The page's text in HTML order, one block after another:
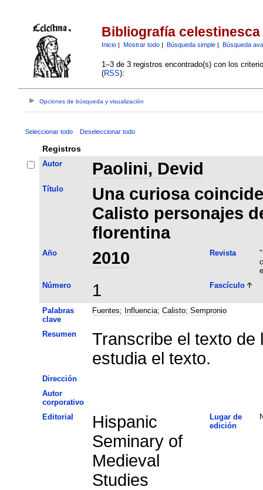
Bibliografía celestinesca
Inicio| Mostrar todo| Búsqueda simple| Búsqueda
1–3 de 3 registros encontrado(s) con los
(RSS):
Opciones de búsqueda y visualización
Seleccionar todo Deseleccionar todo
Registros
Autor Paolini, Devid
Título
Una curiosa
Calisto personajes
florentina
Año 2010 Revista
Número
1 Fascículo
Palabras
clave
Fuentes; Influencia; Calisto; Sempronio
Resumen
Transcribe el texto de
estudia el texto.
Dirección
Autor
corporativo
Editorial
Hispanic
Seminary of
Medieval
Studies
Lugar de
edición